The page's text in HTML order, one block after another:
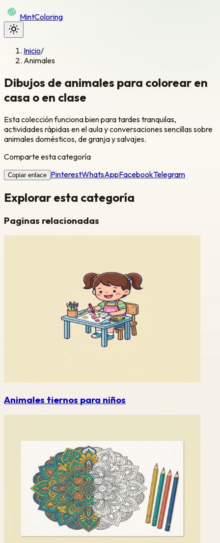
MintColoring
Inicio/
Animales
Dibujos de animales para colorear en
casa o en clase
Esta colección funciona bien para tardes tranquilas,
actividades rápidas en el aula y conversaciones sencillas sobre
animales domésticos, de granja y salvajes.
Comparte esta categoría
Copiar enlace PinterestWhatsAppFacebookTelegram
Explorar esta categoría
Paginas relacionadas
Animales tiernos para niños